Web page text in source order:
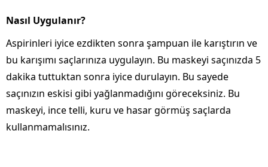
Nasıl Uygulanır?
Aspirinleri iyice ezdikten sonra şampuan ile karıştırın ve
bu karışımı saçlarınıza uygulayın. Bu maskeyi saçınızda 5
dakika tuttuktan sonra iyice durulayın. Bu sayede
saçınızın eskisi gibi yağlanmadığını göreceksiniz. Bu
maskeyi, ince telli, kuru ve hasar görmüş saçlarda
kullanmamalısınız.